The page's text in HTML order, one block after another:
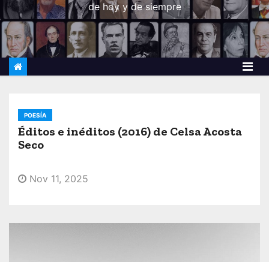
c
o
de hoy y de siempre
POESÍA
Éditos e inéditos (2016) de Celsa Acosta
Seco
Nov 11, 2025